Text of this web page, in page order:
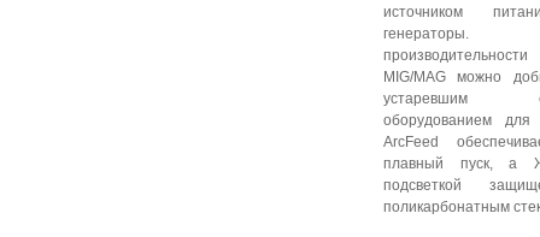
источником
генераторы.
MIG/MAG можно
устаревшим
оборудованием для
ArcFeed
плавный пуск, а
подсветкой
поликарбонатным